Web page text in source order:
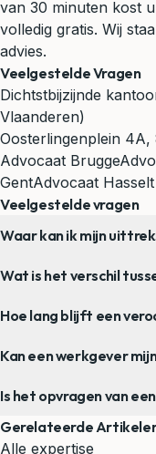
van 30 minuten kost
volledig gratis. Wij
advies.
Veelgestelde Vragen
Dichtstbijzijnde
Vlaanderen)
Oosterlingenplein 4A,
Advocaat Brugge
GentAdvocaat Hasselt
Veelgestelde vragen
Waar kan ik mijn
Wat is het verschil
Hoe lang blijft een
Kan een werkgever
Is het opvragen van
Gerelateerde
Alle expertise